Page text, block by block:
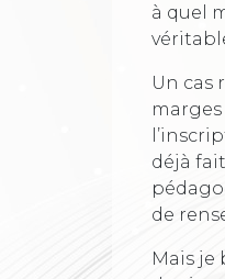
à quel
Un cas
déjà
de
Mais je